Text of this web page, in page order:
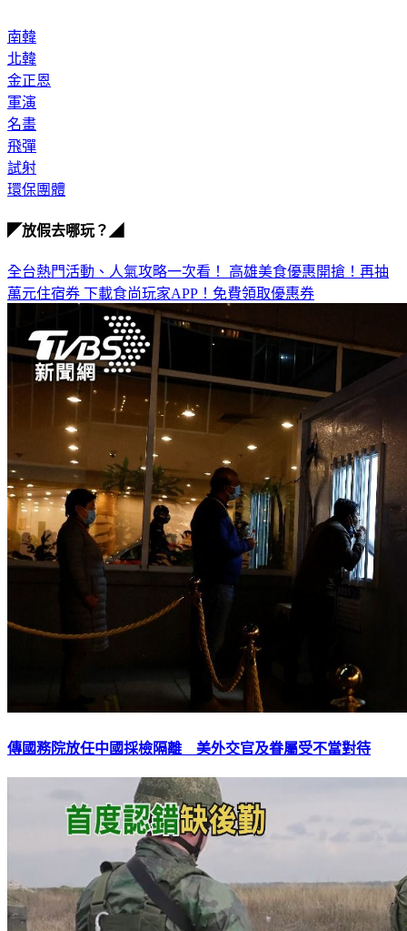
南韓
北韓
金正恩
軍演
名畫
飛彈
試射
環保團體
◤放假去哪玩？◢
全台熱門活動、人氣攻略一次看！ 高雄美食優惠開搶！再抽
萬元住宿券 下載食尚玩家APP！免費領取優惠券
傳國務院放任中國採檢隔離 美外交官及眷屬受不當對待